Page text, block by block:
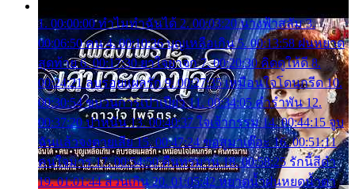
1. 00:00:00 ทำไมทำฉันได้ 2. 00:03:20 นางฟ้าสลัม 3.
00:06:50 คน 4. 00:10:36 บุญเหลือเกิน 5. 00:13:58 ฝนหยาด
สุดท้าย 6. 00:17:30 ยาใจยาจก 7. 00:20:30 คิดดูให้ดี 8.
00:24:21 ลบรอยแผลรัก 9. 00:27:35 เหมือนใจโดนกรีด 10.
00:30:54 ขบวนการเปาเปียว 11. 00:34:05 คำรำพัน 12.
00:37:20 ปาหนัน 13. 00:40:37 ใจเจ้ากรรม 14. 00:44:15 จูบ
ฉันแล้วจงตายเสีย 15. 00:47:24 ขอสูมาเต๊อะ 16. 00:51:11
คนใจมาร 17. 00:54:50 คืนทรมาน 18. 00:58:25 รักนี้สีดำ
19. 01:01:44 ส่วนเกิน 20. 01:05:42 หยาดน้ำฝนหยดน้ำตา